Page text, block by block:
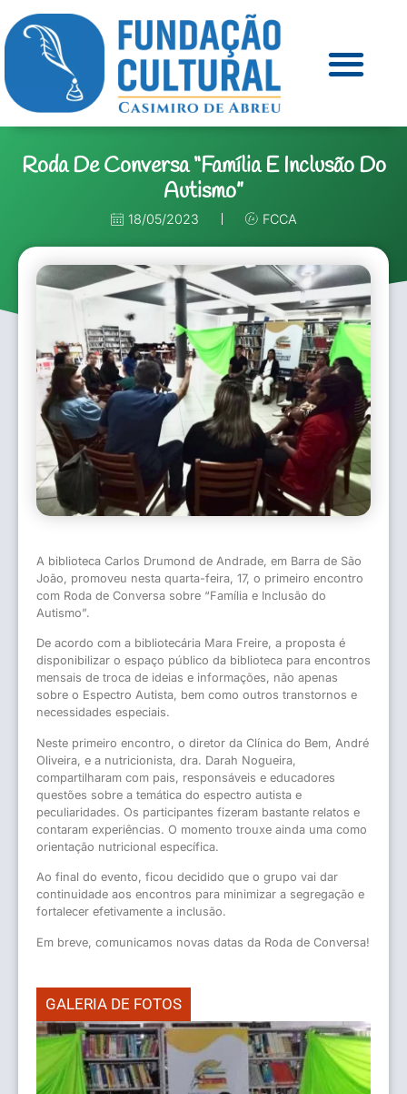
Roda De Conversa “Família E Inclusão Do
Autismo”
18/05/2023 FCCA
A biblioteca Carlos Drumond de Andrade, em Barra de São
João, promoveu nesta quarta-feira, 17, o primeiro encontro
com Roda de Conversa sobre “Família e Inclusão do
Autismo”.
De acordo com a bibliotecária Mara Freire, a proposta é
disponibilizar o espaço público da biblioteca para encontros
mensais de troca de ideias e informações, não apenas
sobre o Espectro Autista, bem como outros transtornos e
necessidades especiais.
Neste primeiro encontro, o diretor da Clínica do Bem, André
Oliveira, e a nutricionista, dra. Darah Nogueira,
compartilharam com pais, responsáveis e educadores
questões sobre a temática do espectro autista e
peculiaridades. Os participantes fizeram bastante relatos e
contaram experiências. O momento trouxe ainda uma como
orientação nutricional específica.
Ao final do evento, ficou decidido que o grupo vai dar
continuidade aos encontros para minimizar a segregação e
fortalecer efetivamente a inclusão.
Em breve, comunicamos novas datas da Roda de Conversa!
GALERIA DE FOTOS